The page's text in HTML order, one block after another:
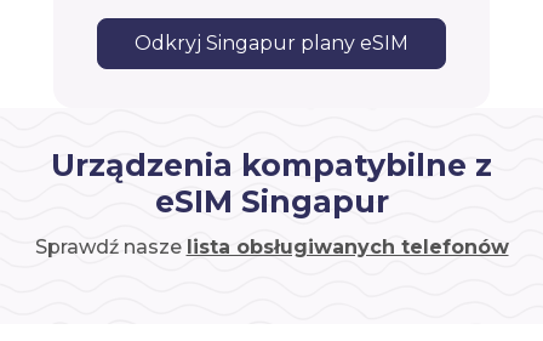
Odkryj Singapur plany eSIM
Urządzenia kompatybilne z
eSIM Singapur
Sprawdź nasze lista obsługiwanych telefonów